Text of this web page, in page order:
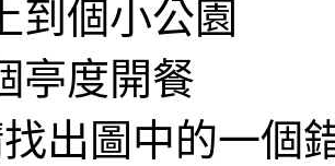
到個小公園
亭度開餐
找出圖中的一個